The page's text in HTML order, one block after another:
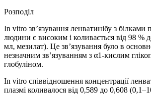
Розподіл
In vitro зв’язування ленватинібу з білками
людини є високим і коливається від 98 %
мл, мезилат). Це зв’язування було в
незначним зв’язуванням з α1-кислим
глобуліном.
In vitro співвідношення концентрації
плазмі коливалося від 0,589 до 0,608